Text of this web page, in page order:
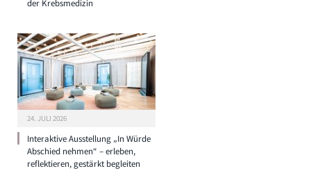
der Krebsmedizin
24. JULI 2026
Interaktive Ausstellung „In Würde
Abschied nehmen“ – erleben,
reflektieren, gestärkt begleiten